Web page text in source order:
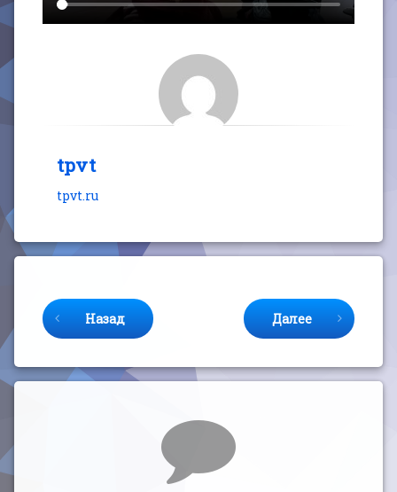
tpvt
tpvt.ru
Назад Далее
Комментарии